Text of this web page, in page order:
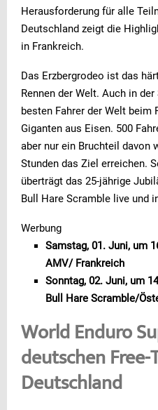
Herausforderung für alle
Deutschland zeigt die
in Frankreich.
Das Erzbergrodeo ist das
Rennen der Welt. Auch in
besten Fahrer der Welt beim
Giganten aus Eisen. 500
aber nur ein Bruchteil davon
Stunden das Ziel erreichen.
überträgt das 25-jährige
Bull Hare Scramble live und
Werbung
Samstag, 01. Juni, um
AMV/ Frankreich
Sonntag, 02. Juni, um
Bull Hare Scramble/
World Enduro
deutschen Free-
Deutschland